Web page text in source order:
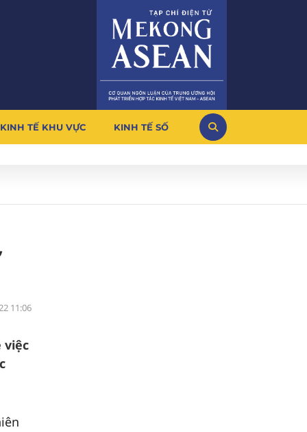
KINH TẾ KHU VỰC KINH TẾ SỐ
11:06
việc